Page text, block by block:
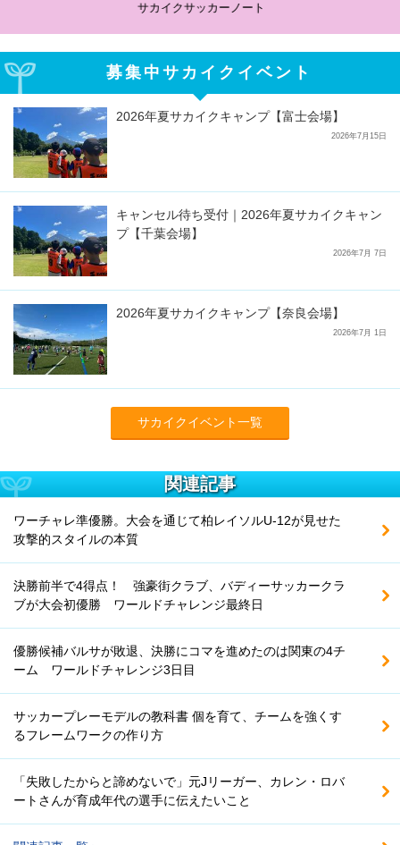
サカイクサッカーノート
募集中サカイクイベント
2026年夏サカイクキャンプ【富士会場】
2026年7月15日
キャンセル待ち受付｜2026年夏サカイクキャン
プ【千葉会場】
2026年7月 7日
2026年夏サカイクキャンプ【奈良会場】
2026年7月 1日
サカイクイベント一覧
関連記事
ワーチャレ準優勝。大会を通じて柏レイソルU-12が見せた
攻撃的スタイルの本質
決勝前半で4得点！ 強豪街クラブ、バディーサッカークラ
ブが大会初優勝 ワールドチャレンジ最終日
優勝候補バルサが敗退、決勝にコマを進めたのは関東の4チ
ーム ワールドチャレンジ3日目
サッカープレーモデルの教科書 個を育て、チームを強くす
るフレームワークの作り方
「失敗したからと諦めないで」元Jリーガー、カレン・ロバ
ートさんが育成年代の選手に伝えたいこと